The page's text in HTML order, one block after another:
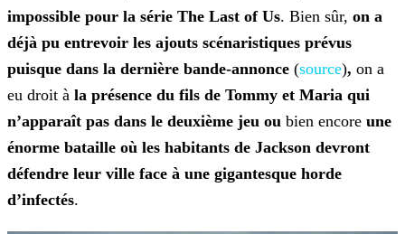
impossible pour la série The Last ofUs. Bien sûr, on a
déjà pu entrevoir les ajouts scénaristiques prévus
puisque dans la dernière bande-annonce (source), on a
eu droit à la présence du fils de Tommy et Maria qui
n’apparaît pas dans le deuxième jeu ou bien encore une
énorme bataille où les habitants de Jackson devront
défendre leur ville face à une gigantesque horde
d’infectés.